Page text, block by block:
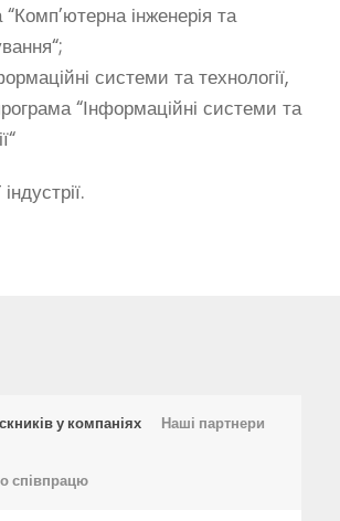
інженерія та
системи та технології,
“Інформаційні системи та
у компаніях Наші партнери
співпрацю